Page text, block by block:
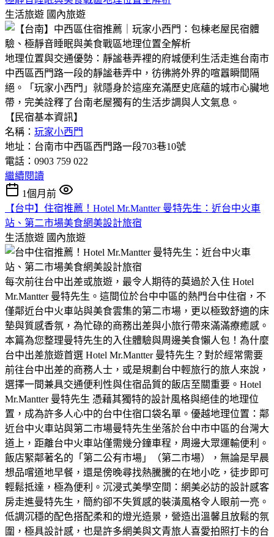
生活旅遊 國內旅遊
地理位置與交通優勢：靜謐巷弄裡的府城便利生活走進台南市
中西區西門路一段的靜謐巷弄中，彷彿將外界的喧囂瞬間隔
絕。「玩家小西門」就隱身於這座充滿歷史底蘊的城市心臟地
帶，完美詮釋了台南老屋獨有的生活步調與人文氣息。
【民宿基本資訊】
名稱： 玩家小西門
地址：台南市中西區西門路一段703巷10號
電話：0903 759 022
繼續閱讀
1個月前
【台中】住宿推薦！Hotel Mr.Mantter 曼特先生：近台中火車
站、第二市場美食網美設計旅宿
生活旅遊 國內旅遊
每次前往台中出差或旅遊，最令人期待的莫過於入住 Hotel
Mr.Mantter 曼特先生。這間位於台中中區的熱門台中住宿，不
僅鄰近台中火車站與美食雲集的第二市場，更以極致舒適的床
墊與質感香氛，為忙碌的商務出差與小旅行帶來滿滿療癒感。
本篇為您整理曼特先生的入住體驗與周邊美食懶人包！為什麼
台中出差旅遊首選 Hotel Mr.Mantter 曼特先生？​對於經常需要
前往台中出差的商務人士，或是規劃台中輕旅行的旅人來說，
選擇一間兼具交通便利性與住宿品質的飯店至關重要。Hotel
Mr.Mantter 曼特先生 憑藉其獨特的設計風格與絕佳的地理位
置，成為許多人心中的台中住宿口袋名單。​優越地理位置：鄰
近台中火車站與第二市場​曼特先生坐落於台中市中區的台灣大
道上，距離台中火車站僅需幾分鐘車程，周邊大眾運輸便利。
飯店緊鄰著名的「第二公有市場」（第二市場），無論是早晨
想品嚐道地早餐，還是傍晚尋找熱騰騰的在地小吃，徒步即可
輕鬆抵達，極為便利。​沉浸式美學空間：網美必訪的設計感客
房​走進曼特先生，簡約卻不失質感的裝潢風格令人眼前一亮。
低調沉穩的配色搭配柔和的燈光造景，營造出溫馨且放鬆的氛
圍，極具設計感，也是許多網美與文青旅人喜愛拍照打卡的台